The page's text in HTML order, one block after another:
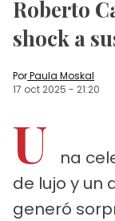
Roberto
shock a
PorPaula Moskal
17 oct 2025 - 21:20
U
na
de lujo y un
generó